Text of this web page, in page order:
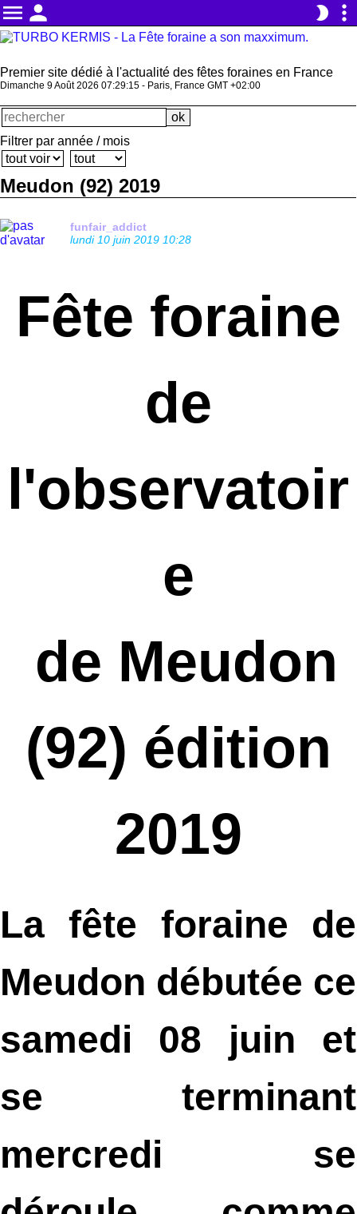
menu person brightness_2 more_vert
Premier site dédié à l'actualité des fêtes foraines en France
Dimanche 9 Août 2026 07:29:16 - Paris, France GMT +02:00
Filtrer par année / mois
Meudon (92) 2019
funfair_addict
lundi 10 juin 2019 10:28
Fête foraine
de
l'observatoir
e
de Meudon
(92) édition
2019
La fête foraine de
Meudon débutée ce
samedi 08 juin et
se terminant
mercredi se